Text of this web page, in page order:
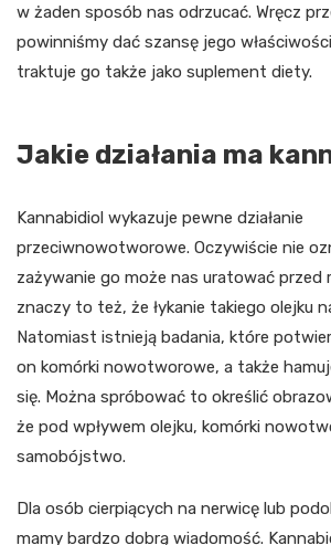
w żaden sposób nas odrzucać. Wręcz
powinniśmy dać szansę jego
traktuje go także jako suplement diety.
Jakie działania ma
Kannabidiol wykazuje pewne działanie
przeciwnowotworowe. Oczywiście nie
zażywanie go może nas uratować przed
znaczy to też, że łykanie takiego olejku
Natomiast istnieją badania, które
on komórki nowotworowe, a także
się. Można spróbować to określić
że pod wpływem olejku, komórki
samobójstwo.
Dla osób cierpiących na nerwicę lub
mamy bardzo dobrą wiadomość.